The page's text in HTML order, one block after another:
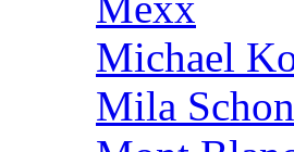
Michael
Mila Schon